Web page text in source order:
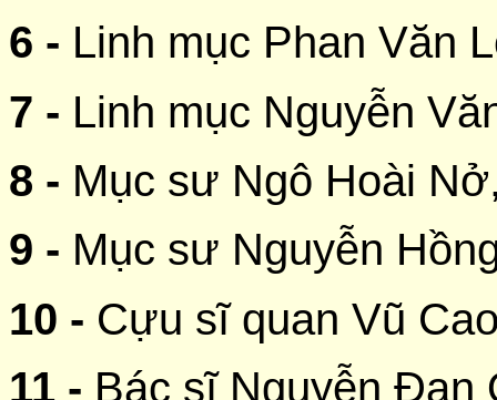
6 - Linh mục Phan Văn
7 - Linh mục Nguyễn
8 - Mục sư Ngô Hoài
9 - Mục sư Nguyễn
10 - Cựu sĩ quan Vũ
11 - Bác sĩ Nguyễn Đan